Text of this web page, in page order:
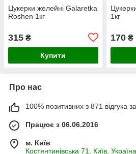
Цукерки желейні Galaretka
Roshen 1кг
315 ₴
Купити
1кг
170₴
Про нас
100% позитивних з 871 відгука
Працює з 06.06.2016
м. Київ
Костянтинівська 71, Київ, Україна